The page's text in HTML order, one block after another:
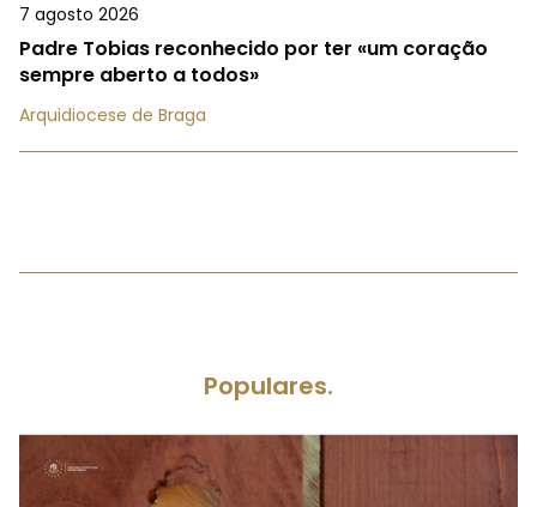
7 agosto 2026
Padre Tobias reconhecido por ter «um coração
sempre aberto a todos»
Arquidiocese de Braga
Populares.